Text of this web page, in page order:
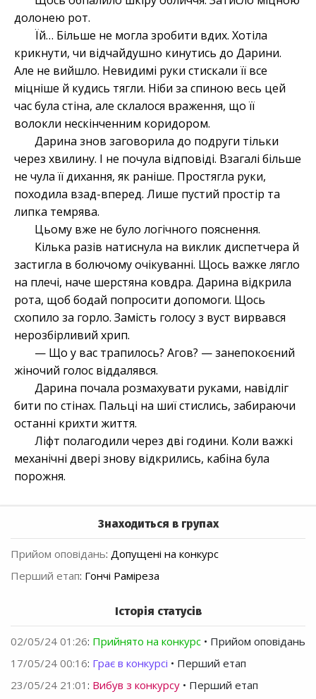
долонею рот.
Їй… Більше не могла зробити вдих. Хотіла
крикнути, чи відчайдушно кинутись до Дарини.
Але не вийшло. Невидимі руки стискали її все
міцніше й кудись тягли. Ніби за спиною весь цей
час була стіна, але склалося враження, що її
волокли нескінченним коридором.
Дарина знов заговорила до подруги тільки
через хвилину. І не почула відповіді. Взагалі більше
не чула її дихання, як раніше. Простягла руки,
походила взад-вперед. Лише пустий простір та
липка темрява.
Цьому вже не було логічного пояснення.
Кілька разів натиснула на виклик диспетчера й
застигла в болючому очікуванні. Щось важке лягло
на плечі, наче шерстяна ковдра. Дарина відкрила
рота, щоб бодай попросити допомоги. Щось
схопило за горло. Замість голосу з вуст вирвався
нерозбірливий хрип.
— Що у вас трапилось? Агов? — занепокоєний
жіночий голос віддалявся.
Дарина почала розмахувати руками, навідліг
бити по стінах. Пальці на шиї стислись, забираючи
останні крихти життя.
Ліфт полагодили через дві години. Коли важкі
механічні двері знову відкрились, кабіна була
порожня.
Знаходиться в групах
Прийом оповідань: Допущені на конкурс
Перший етап: Гончі Раміреза
Історія статусів
02/05/24 01:26: Прийнято на конкурс • Прийом оповідань
17/05/24 00:16: Грає в конкурсі • Перший етап
23/05/24 21:01 : Вибув з конкурсу • Перший етап